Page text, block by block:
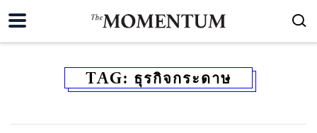
TAG: ธุรกิจกระดาษ